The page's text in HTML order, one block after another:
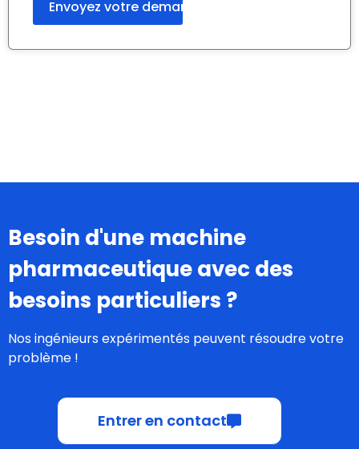
Besoin d'une machine
pharmaceutique avec des
besoins particuliers ?
Nos ingénieurs expérimentés peuvent résoudre votre
problème !
Entrer en contact